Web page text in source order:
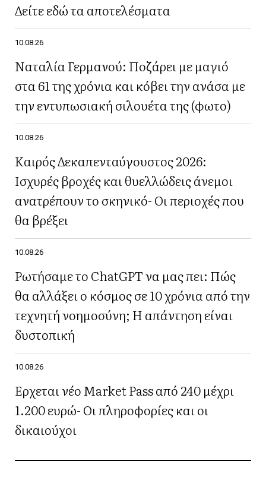
Δείτε εδώ τα αποτελέσματα
10.08.26
Ναταλία Γερμανού: Ποζάρει με μαγιό
στα 61 της χρόνια και κόβει την ανάσα με
την εντυπωσιακή σιλουέτα της (φωτο)
10.08.26
Καιρός Δεκαπενταύγουστος 2026:
Ισχυρές βροχές και θυελλώδεις άνεμοι
ανατρέπουν το σκηνικό- Οι περιοχές που
θα βρέξει
10.08.26
Ρωτήσαμε το ChatGPT να μας πει: Πώς
θα αλλάξει ο κόσμος σε 10 χρόνια από την
τεχνητή νοημοσύνη; Η απάντηση είναι
δυστοπική
10.08.26
Έρχεται νέο Market Pass από 240 μέχρι
1.200 ευρώ- Οι πληροφορίες και οι
δικαιούχοι